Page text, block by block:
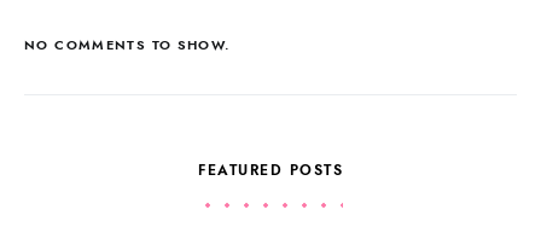
NO COMMENTS TO SHOW.
FEATURED POSTS